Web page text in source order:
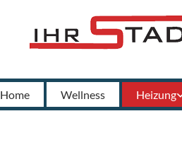
Home Wellness Heizung